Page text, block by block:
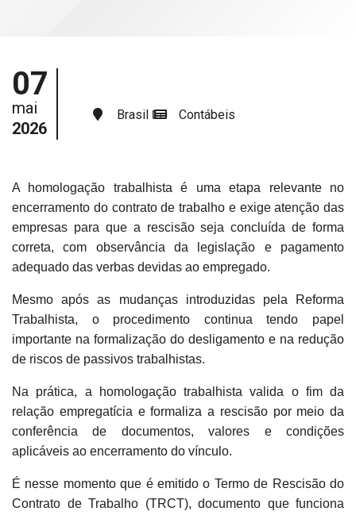
07
mai
2026
Brasil Contábeis
A homologação trabalhista é uma etapa relevante no
encerramento do contrato de trabalho e exige atenção das
empresas para que a rescisão seja concluída de forma
correta, com observância da legislação e pagamento
adequado das verbas devidas ao empregado.
Mesmo após as mudanças introduzidas pela Reforma
Trabalhista, o procedimento continua tendo papel
importante na formalização do desligamento e na redução
de riscos de passivos trabalhistas.
Na prática, a homologação trabalhista valida o fim da
relação empregatícia e formaliza a rescisão por meio da
conferência de documentos, valores e condições
aplicáveis ao encerramento do vínculo.
É nesse momento que é emitido o Termo de Rescisão do
Contrato de Trabalho (TRCT), documento que funciona